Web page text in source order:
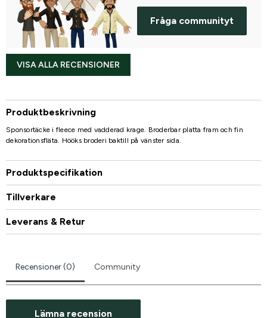
Fråga communityt
VISA ALLA RECENSIONER
Produktbeskrivning
Sponsortäcke i fleece med vadderad krage. Broderbar platta fram och fin
dekorationsfläta. Hööks broderi baktill på vänster sida.
Produktspecifikation
Tillverkare
Leverans & Retur
Recensioner (0) Community
Lämna recension